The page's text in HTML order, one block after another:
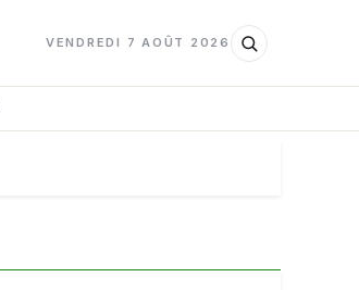
VENDREDI 7 AOÛT 2026